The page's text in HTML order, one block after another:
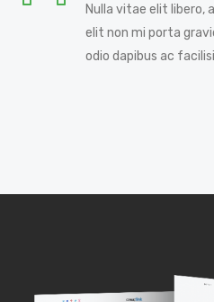
Nulla vitae elit libero,
elit non mi porta
odio dapibus ac